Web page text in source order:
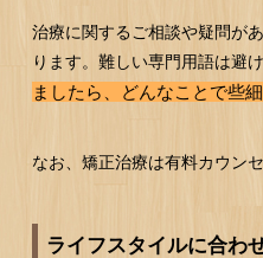
治療に関するご相談や疑問が
ります。難しい専門用語は避
ましたら、どんなことで些
なお、矯正治療は有料カウン
ライフスタイルに合わ